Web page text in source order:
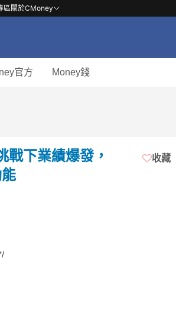
區關於CMoney
官方 Money錢
戰下業績爆發，
收藏